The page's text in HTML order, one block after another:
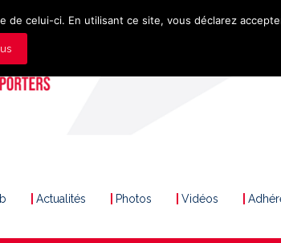
Actualités Photos Vidéos
de celui-ci. En utilisant ce site, vous déclarez